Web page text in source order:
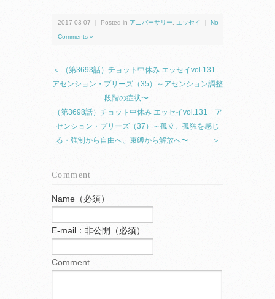
2017-03-07 ｜ Posted in アニバーサリー エッセイ No
Comments »
＜ （第3693話）チョット中休み エッセイvol.131
アセンション・プリーズ（35）～アセンション調整
段階の症状〜
（第3698話）チョット中休み エッセイvol.131 ア
センション・プリーズ（37）～孤立、孤独を感じ
る・強制から自由へ、束縛から解放へ〜 ＞
Comment
Name（必須）
E-mail：非公開（必須）
Comment